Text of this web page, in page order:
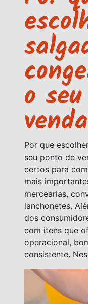
o
venda
Por que
seu ponto de
certos para
mais
mercearias,
lanchonetes.
dos
com itens que
operacional,
consistente.